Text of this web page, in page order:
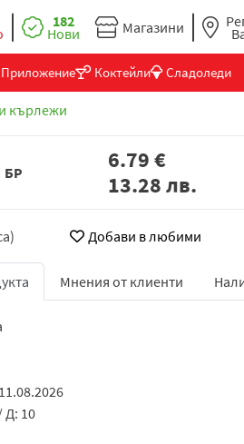
182
Нови Магазини
Коктейли Сладоледи
кърлежи
БР 6.79€
13.28лв.
Добави в любими
Мнения от клиенти
11.08.2026
Д: 10